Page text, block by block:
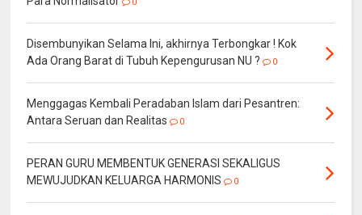
0
Disembunyikan Selama Ini, akhirnya Terbongkar ! Kok
Ada Orang Barat di Tubuh Kepengurusan NU ?
0
Menggagas Kembali Peradaban Islam dari Pesantren:
Antara Seruan dan Realitas
0
PERAN GURU MEMBENTUK GENERASI SEKALIGUS
MEWUJUDKAN KELUARGA HARMONIS
0